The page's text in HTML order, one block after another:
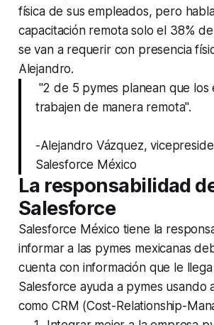
física de sus empleados, pero
capacitación remota solo el 38%
se van a requerir con presencia
Alejandro.
"2 de 5 pymes planean que los
trabajen de manera remota".
-Alejandro Vázquez,
Salesforce México
La responsabilidad
Salesforce
Salesforce México tiene la
informar a las pymes mexicanas
cuenta con información que le
Salesforce ayuda a pymes usando
como CRM (Cost-Relationship-